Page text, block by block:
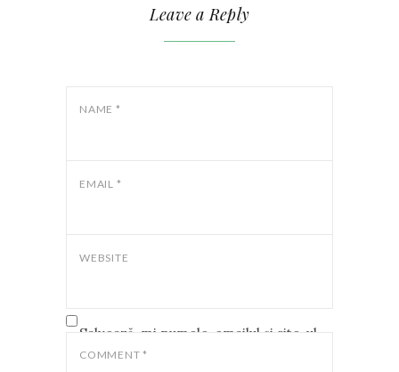
Leave a Reply
NAME *
EMAIL *
WEBSITE
Salvează-mi numele, emailul și site-ul
web în acest navigator pentru data
COMMENT *